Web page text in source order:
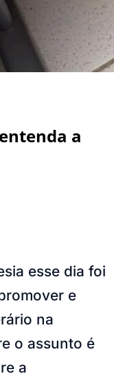
a
esse dia foi
e
na
o assunto é
a